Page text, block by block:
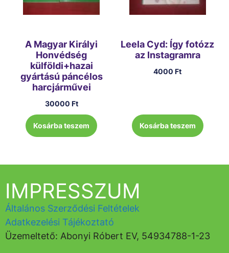
A Magyar Királyi
Honvédség
külföldi+hazai
gyártású páncélos
harcjárművei
30000 Ft
Kosárba teszem
Leela Cyd: Így fotózz
az Instagramra
4000Ft
Kosárba teszem
IMPRESSZUM
Általános Szerződési Feltételek
Adatkezelési Tájékoztató
Üzemeltető: Abonyi Róbert EV, 54934788-1-23